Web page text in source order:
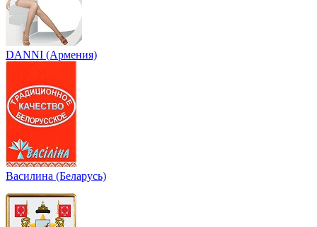
DANNI (Армения)
Василина (Беларусь)